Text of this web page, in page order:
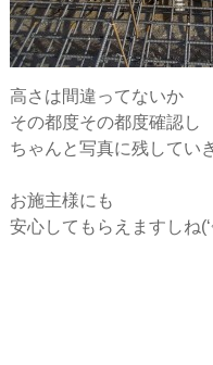
高さは間違ってないか
その都度その都度確認し
ちゃんと写真に残してい
お施主様にも
安心してもらえますしね